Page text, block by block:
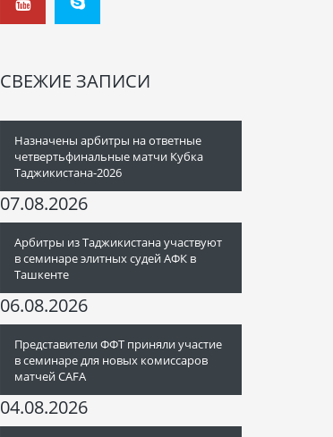
СВЕЖИЕ ЗАПИСИ
Назначены арбитры на ответные
четвертьфинальные матчи Кубка
Таджикистана-2026
07.08.2026
Арбитры из Таджикистана участвуют
в семинаре элитных судей АФК в
Ташкенте
06.08.2026
Представители ФФТ приняли участие
в семинаре для новых комиссаров
матчей CAFA
04.08.2026